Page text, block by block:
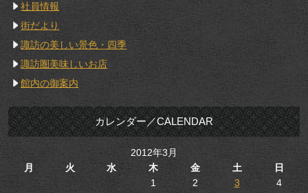
社員情報
街だより
諏訪の美しい景色・四季
諏訪圏美味しいお店
館内の御案内
カレンダー／CALENDAR
2012年3月
月
火 水 木 金 土
日
1
2 3
4